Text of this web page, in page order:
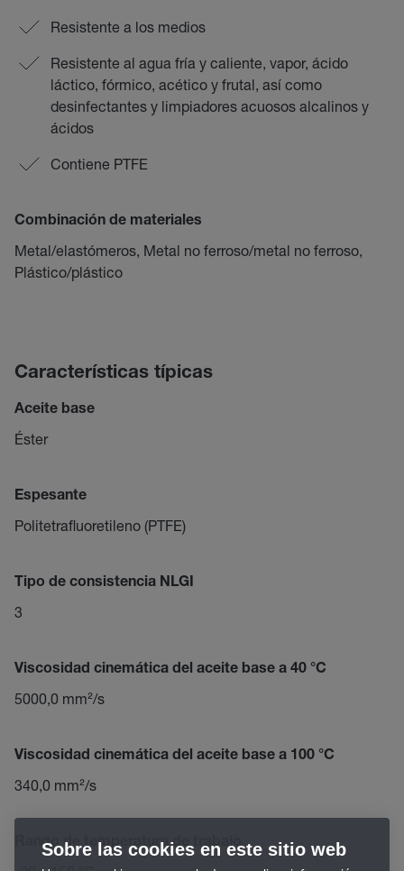
Resistente a los medios
Resistente al agua fría y caliente, vapor, ácido
láctico, fórmico, acético y frutal, así como
desinfectantes y limpiadores acuosos alcalinos y
ácidos
Contiene PTFE
Combinación de materiales
Metal/elastómeros, Metal no ferroso/metal no ferroso,
Plástico/plástico
Características típicas
Aceite base
Éster
Espesante
Politetrafluoretileno (PTFE)
Tipo de consistencia NLGI
3
Viscosidad cinemática del aceite base a 40 °C
5000,0 mm²/s
Viscosidad cinemática del aceite base a 100 °C
340,0 mm²/s
Rango de temperatura de trabajo
Sobre las cookies en este sitio web